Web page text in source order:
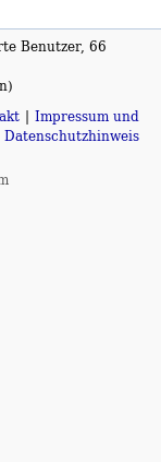
Benutzer, 66
Impressum und
Datenschutzhinweis